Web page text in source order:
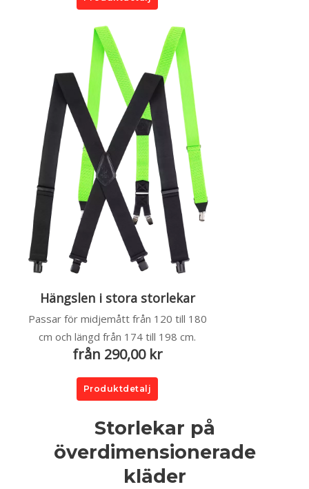
Hängslen i stora storlekar
Passar för midjemått från 120 till 180
cm och längd från 174 till 198 cm.
från 290,00 kr
Produktdetalj
Storlekar på
överdimensionerade
kläder